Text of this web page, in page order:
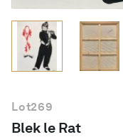
Lot269
Blek le Rat